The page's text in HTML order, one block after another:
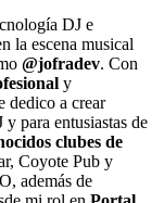
DJ e
la escena musical
@jofradev. Con
y
dedico a crear
para entusiastas de
clubes de
Coyote Pub y
además de